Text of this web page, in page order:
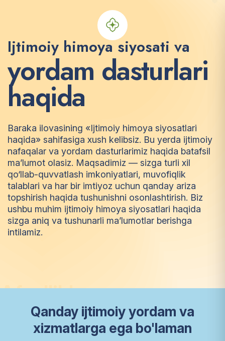
Ijtimoiy himoya siyosati va
yordam dasturlari
haqida
Baraka ilovasining «Ijtimoiy himoya siyosatlari
haqida» sahifasiga xush kelibsiz. Bu yerda ijtimoiy
nafaqalar va yordam dasturlarimiz haqida batafsil
ma’lumot olasiz. Maqsadimiz — sizga turli xil
qo‘llab-quvvatlash imkoniyatlari, muvofiqlik
talablari va har bir imtiyoz uchun qanday ariza
topshirish haqida tushunishni osonlashtirish. Biz
ushbu muhim ijtimoiy himoya siyosatlari haqida
sizga aniq va tushunarli ma’lumotlar berishga
intilamiz.
Afzalliklar
Qanday ijtimoiy yordam va
xizmatlarga ega bo'laman